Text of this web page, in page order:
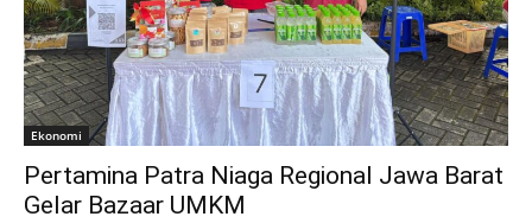
Ekonomi
Pertamina Patra Niaga Regional Jawa Barat
Gelar Bazaar UMKM